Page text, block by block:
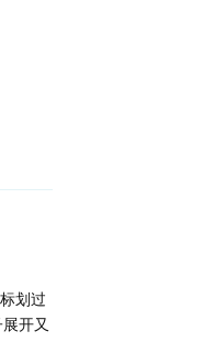
划过
开又